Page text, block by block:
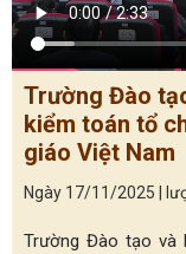
Trường Đào
kiểm toán tổ
giáo Việt Nam
Ngày 17/11/2025 |
Trường Đào tạo và